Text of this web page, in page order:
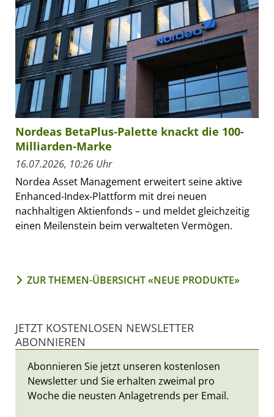
Nordeas BetaPlus-Palette knackt die 100-
Milliarden-Marke
16.07.2026, 10:26 Uhr
Nordea Asset Management erweitert seine aktive
Enhanced-Index-Plattform mit drei neuen
nachhaltigen Aktienfonds – und meldet gleichzeitig
einen Meilenstein beim verwalteten Vermögen.
ZUR THEMEN-ÜBERSICHT «NEUE PRODUKTE»
JETZT KOSTENLOSEN NEWSLETTER
ABONNIEREN
Abonnieren Sie jetzt unseren kostenlosen
Newsletter und Sie erhalten zweimal pro
Woche die neusten Anlagetrends per Email.